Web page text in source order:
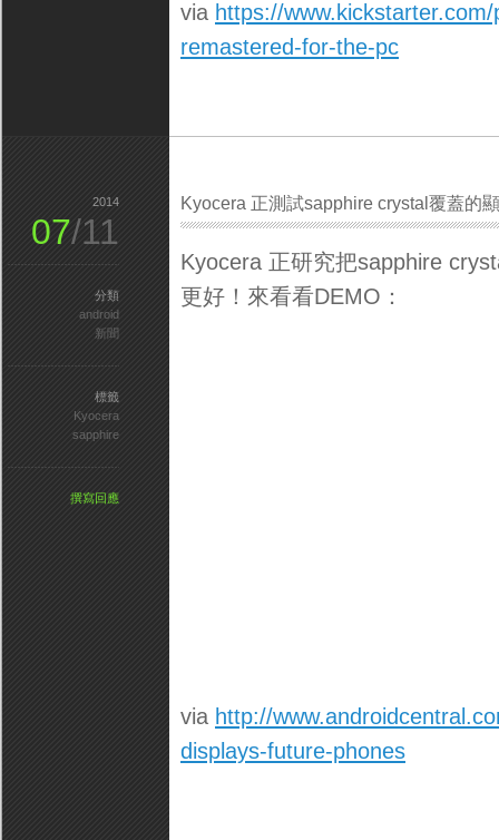
via https://
remastered-for-the-pc
Kyocera 正測試sapphire crystal覆蓋的
Kyocera 正研究把sapphire
更好！來看看DEMO：
via http://
displays-future-phones
2014
07/11
分類
android
新聞
標籤
Kyocera
sapphire
撰寫回應